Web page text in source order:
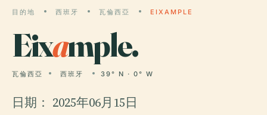
目的地 西班牙 瓦倫西亞 EIXAMPLE
Eixample.
瓦倫西亞 西班牙 39° N · 0° W
日期： 2025年06月15日